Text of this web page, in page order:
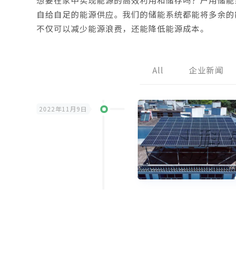
自给自足的能源供应。我们的储能系统都能将多余
不仅可以减少能源浪费，还能降低能源成本。
All 企业新闻
2022年11月9日